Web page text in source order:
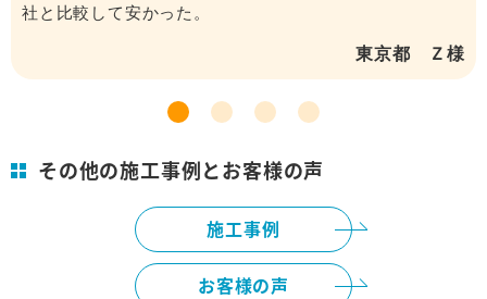
社と比較して安かった。
東京都 Ｚ様
その他の施工事例とお客様の声
施工事例
お客様の声